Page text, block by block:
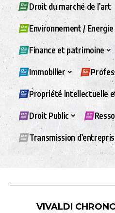
Droit du marché de l’art
Environnement / Energie
Finance et patrimoine
Immobilier
Propriété intellectuelle
Droit Public
Transmission
VIVALDI